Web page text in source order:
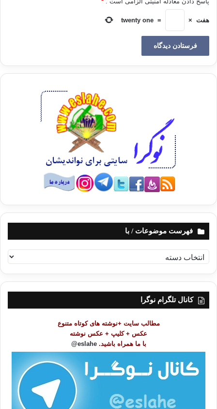
هفت ×
=
twenty one
فهرست موضوعات / با
ه
ر
کانال تلگرام نوگرا
مطالب سایت +نوشته های کوتاه متنوع
عکس + کلیپ + عکس نوشته
با ما همراه باشید. eslahe@